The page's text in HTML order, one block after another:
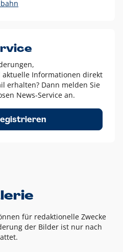
dürfen nur in Ausnahmefällen
Schwarz-Weiß-Umsetzungen
Schutzraum von jeweils einer
in alle Richtungen
Informationen direkt
erhalten? Dann melden Sie
News-Service an.
für redaktionelle Zwecke
der Bilder ist nur nach